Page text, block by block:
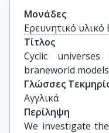
Μονάδες
Ερευνητικό
Τίτλος
Cyclic
braneworld models
Γλώσσες
Αγγλικά
Περίληψη
We investigate